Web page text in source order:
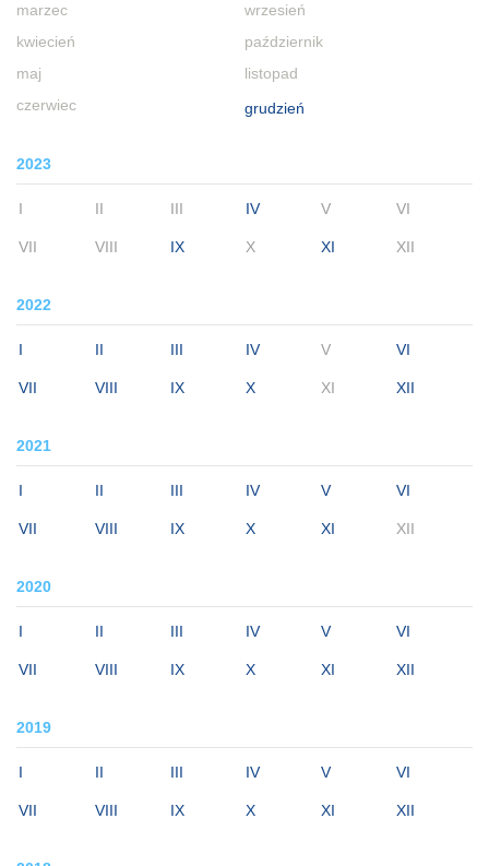
marzec
kwiecień
maj
czerwiec
wrzesień
październik
listopad
grudzień
2023
I II III IV V VI
VII VIII IX X XI XII
2022
I II III IV V VI
VII VIII IX X XI XII
2021
I II III IV V VI
VII VIII IX X XI XII
2020
I II III IV V VI
VII VIII IX X XI XII
2019
I II III IV V VI
VII VIII IX X XI XII